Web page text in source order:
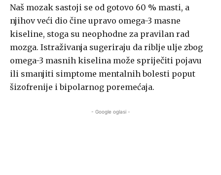
Naš mozak sastoji se od gotovo 60 % masti, a
njihov veći dio čine upravo omega-3 masne
kiseline, stoga su neophodne za pravilan rad
mozga. Istraživanja sugeriraju da riblje ulje zbog
omega-3 masnih kiselina može spriječiti pojavu
ili smanjiti simptome mentalnih bolesti poput
šizofrenije i bipolarnog poremećaja.
- Google oglasi -